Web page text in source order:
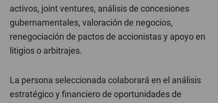
activos, joint ventures, análisis de concesiones
gubernamentales, valoración de negocios,
renegociación de pactos de accionistas y apoyo en
litigios o arbitrajes.
La persona seleccionada colaborará en el análisis
estratégico y financiero de oportunidades de